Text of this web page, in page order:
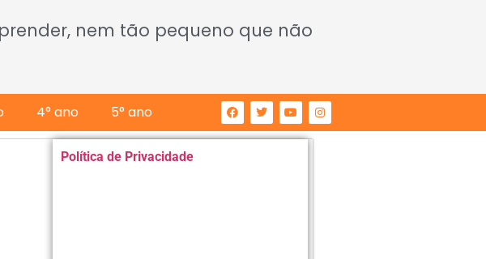
nem tão pequeno que não
4° ano 5° ano
Política de Privacidade